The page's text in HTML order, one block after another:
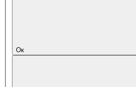
Ок